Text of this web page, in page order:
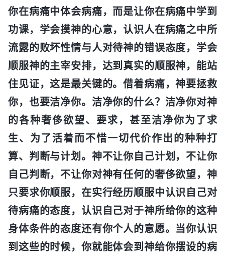
你在病痛中体会病痛，而是让你在病痛中学到
功课，学会摸神的心意，认识人在病痛之中所
流露的败坏性情与人对待神的错误态度，学会
顺服神的主宰安排，达到真实的顺服神，能站
住见证，这是最关键的。借着病痛，神要拯救
你，也要洁净你。洁净你的什么？洁净你对神
的各种奢侈欲望、要求，甚至洁净你为了求
生、为了活着而不惜一切代价作出的种种打
算、判断与计划。神不让你自己计划，不让你
自己判断，不让你对神有任何的奢侈欲望，神
只要求你顺服，在实行经历顺服中认识自己对
待病痛的态度，认识自己对于神所给你的这种
身体条件的态度还有你个人的意愿。当你认识
到这些的时候，你就能体会到神给你摆设的病